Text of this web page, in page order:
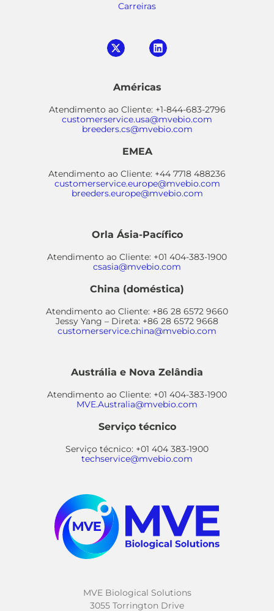
Carreiras
Américas
Atendimento ao Cliente: +1-844-683-2796
customerservice.usa@mvebio.com
breeders.cs@mvebio.com
EMEA
Atendimento ao Cliente: +44 7718 488236
customerservice.europe@mvebio.com
breeders.europe@mvebio.com
Orla Ásia-Pacífico
Atendimento ao Cliente: +01 404-383-1900
csasia@mvebio.com
China (doméstica)
Atendimento ao Cliente: +86 28 6572 9660
Jessy Yang – Direta: +86 28 6572 9668
customerservice.china@mvebio.com
Austrália e Nova Zelândia
Atendimento ao Cliente: +01 404-383-1900
MVE.Australia@mvebio.com
Serviço técnico
Serviço técnico: +01 404 383-1900
techservice@mvebio.com
MVE Biological Solutions
3055 Torrington Drive